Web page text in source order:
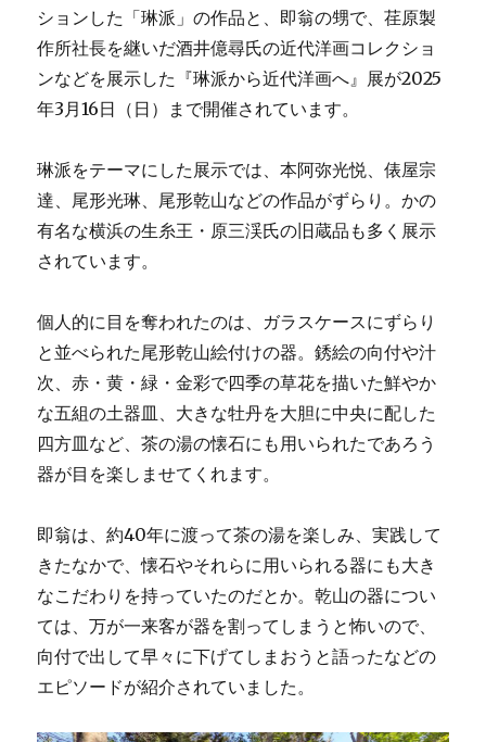
ションした「琳派」の作品と、即翁の甥で、荏原製
作所社長を継いだ酒井億尋氏の近代洋画コレクショ
ンなどを展示した『琳派から近代洋画へ』展が2025
年3月16日（日）まで開催されています。
琳派をテーマにした展示では、本阿弥光悦、俵屋宗
達、尾形光琳、尾形乾山などの作品がずらり。かの
有名な横浜の生糸王・原三渓氏の旧蔵品も多く展示
されています。
個人的に目を奪われたのは、ガラスケースにずらり
と並べられた尾形乾山絵付けの器。銹絵の向付や汁
次、赤・黄・緑・金彩で四季の草花を描いた鮮やか
な五組の土器皿、大きな牡丹を大胆に中央に配した
四方皿など、茶の湯の懐石にも用いられたであろう
器が目を楽しませてくれます。
即翁は、約40年に渡って茶の湯を楽しみ、実践して
きたなかで、懐石やそれらに用いられる器にも大き
なこだわりを持っていたのだとか。乾山の器につい
ては、万が一来客が器を割ってしまうと怖いので、
向付で出して早々に下げてしまおうと語ったなどの
エピソードが紹介されていました。